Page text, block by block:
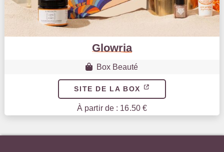
Glowria
Box Beauté
SITE DE LA BOX
À partir de : 16.50 €